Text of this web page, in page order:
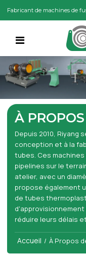
Fabricant de machines de
À
Depuis 2010, Riyang
conception et à la
tubes. Ces
pipelines sur le
atelier, avec un
propose également
de tubes
réduire leurs délais
Accueil / À Propos